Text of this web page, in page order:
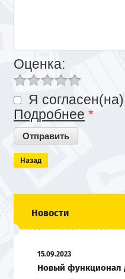
Оценка:
Я
Подробнее *
Назад
Новости
15.09.2023
Новый функционал